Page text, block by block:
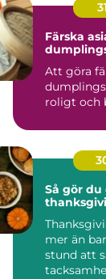
Färska
Att göra
roligt och
Så gör du
mer än
stund att